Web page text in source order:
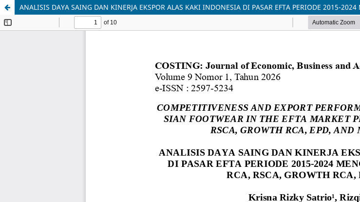
ANALISIS DAYA SAING DAN KINERJA EKSPOR ALAS KAKI INDONESIA DI PASAR EFTA PERIODE 2015-